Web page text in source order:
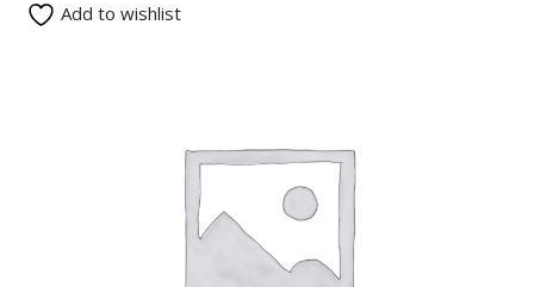
Add to wishlist